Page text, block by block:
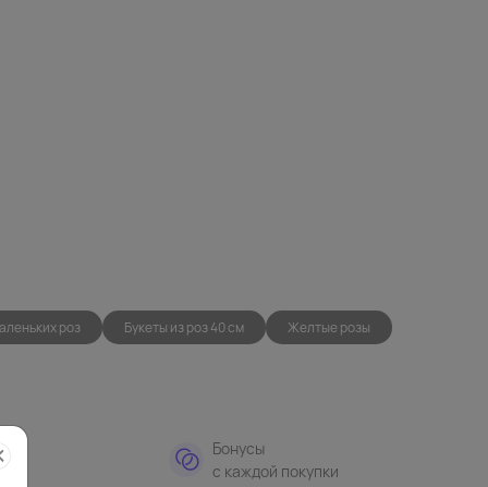
роз Букеты из роз 40 см
Желтые розы
Бонусы
с каждой покупки